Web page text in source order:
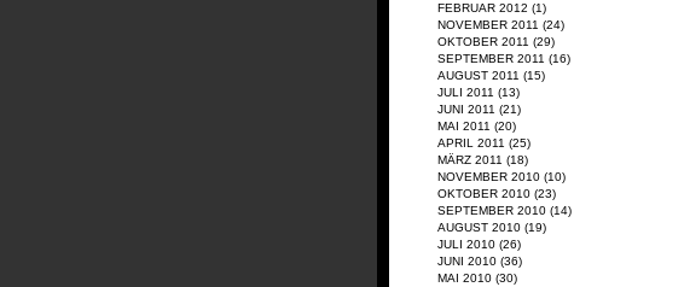
FEBRUAR 2012 (1)
NOVEMBER 2011 (24)
OKTOBER 2011 (29)
SEPTEMBER 2011 (16)
AUGUST 2011 (15)
JULI 2011 (13)
JUNI 2011 (21)
MAI 2011 (20)
APRIL 2011 (25)
MÄRZ 2011 (18)
NOVEMBER 2010 (10)
OKTOBER 2010 (23)
SEPTEMBER 2010 (14)
AUGUST 2010 (19)
JULI 2010 (26)
JUNI 2010 (36)
MAI 2010 (30)